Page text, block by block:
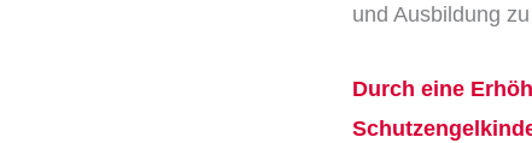
und Ausbildung
Durch eine